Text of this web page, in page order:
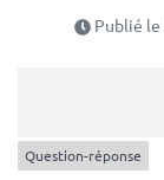
Publié le
Question-réponse